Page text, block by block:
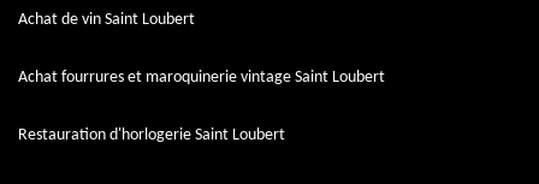
Achat de vin Saint Loubert
Achat fourrures et maroquinerie vintage Saint Loubert
Restauration d'horlogerie Saint Loubert